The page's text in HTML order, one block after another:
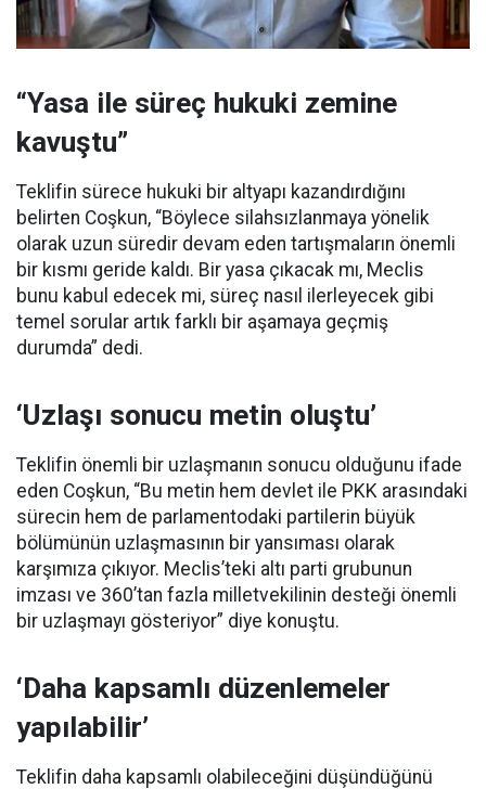
“Yasa ile süreç hukuki zemine
kavuştu”
Teklifin sürece hukuki bir altyapı kazandırdığını
belirten Coşkun, “Böylece silahsızlanmaya yönelik
olarak uzun süredir devam eden tartışmaların önemli
bir kısmı geride kaldı. Bir yasa çıkacak mı, Meclis
bunu kabul edecek mi, süreç nasıl ilerleyecek gibi
temel sorular artık farklı bir aşamaya geçmiş
durumda” dedi.
‘Uzlaşı sonucu metin oluştu’
Teklifin önemli bir uzlaşmanın sonucu olduğunu ifade
eden Coşkun, “Bu metin hem devlet ile PKK arasındaki
sürecin hem de parlamentodaki partilerin büyük
bölümünün uzlaşmasının bir yansıması olarak
karşımıza çıkıyor. Meclis’teki altı parti grubunun
imzası ve 360’tan fazla milletvekilinin desteği önemli
bir uzlaşmayı gösteriyor” diye konuştu.
‘Daha kapsamlı düzenlemeler
yapılabilir’
Teklifin daha kapsamlı olabileceğini düşündüğünü